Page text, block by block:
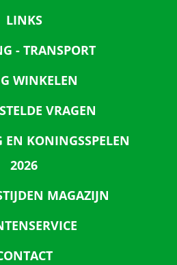
LINKS
- TRANSPORT
WINKELEN
VRAGEN
EN KONINGSSPELEN
2026
MAGAZIJN